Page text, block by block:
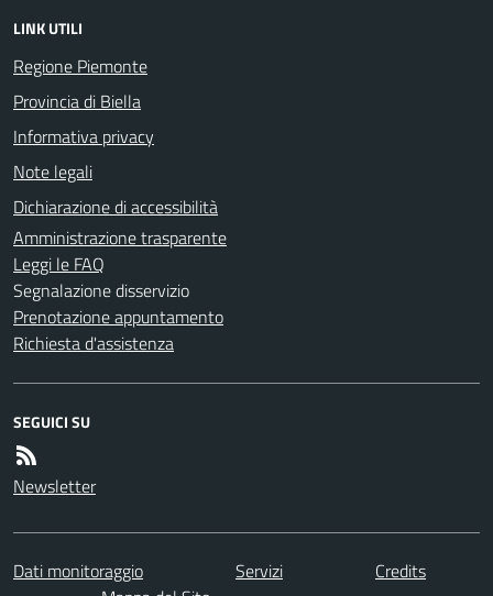
LINK UTILI
Regione Piemonte
Provincia di Biella
Informativa privacy
Note legali
Dichiarazione di accessibilità
Amministrazione trasparente
Leggi le FAQ
Segnalazione disservizio
Prenotazione appuntamento
Richiesta d'assistenza
SEGUICI SU
Newsletter
Dati monitoraggio Servizi
Credits